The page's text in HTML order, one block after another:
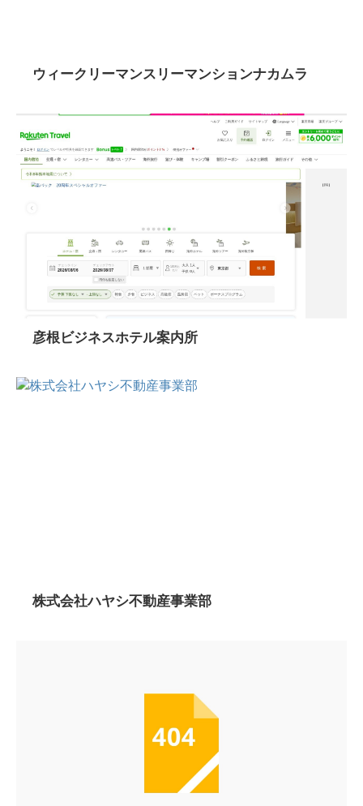
ウィークリーマンスリーマンションナカムラ
彦根ビジネスホテル案内所
株式会社ハヤシ不動産事業部